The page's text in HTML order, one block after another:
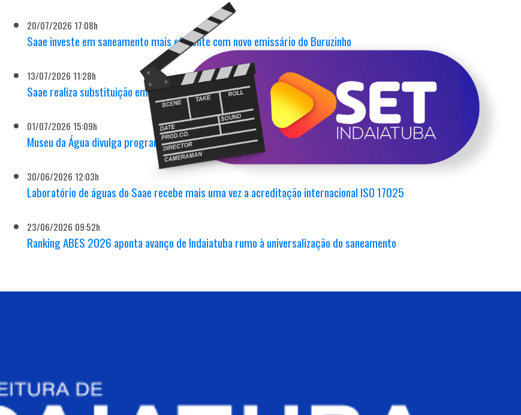
20/07/2026 17:08h
Saae investe em saneamento mais eficiente com novo emissário do Buruzinho
13/07/2026 11:28h
Saae realiza substituição emergencial em adutora no Parque Ecológico
01/07/2026 15:09h
Museu da Água divulga programação especial de férias com a peça infantil "Os Guardiões das Águas"
30/06/2026 12:03h
Laboratório de águas do Saae recebe mais uma vez a acreditação internacional ISO 17025
23/06/2026 09:52h
Ranking ABES 2026 aponta avanço de Indaiatuba rumo à universalização do saneamento